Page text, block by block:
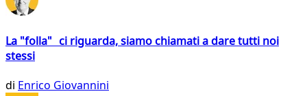
La "folla" ci riguarda, siamo chiamati a dare tutti noi
stessi
di Enrico Giovannini